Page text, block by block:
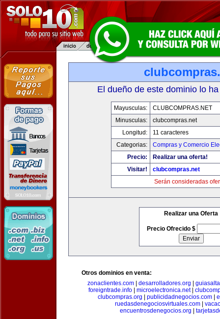
El dueño de este dominio lo
Mayusculas:
CLUBCOMPRAS.NET
Minusculas:
clubcompras.net
Longitud:
11 caracteres
Categorias:
Compras y Comercio
Precio:
Realizar una oferta!
Visitar!
clubcompras.net
Serán consideradas
Realizar una Oferta
Precio Ofrecido $
Otros dominios en venta:
zonaclientes.com| desarrolladores.org
foreigntrade.info
microelectronica.net|
clubcompras.org
publicidadnegocios.com
ruedasdenegociosvirtuales.com|
encuentrosdenegocios.org